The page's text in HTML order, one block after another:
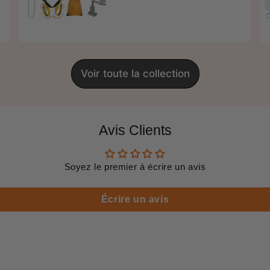
Voir toute la collection
Avis Clients
Soyez le premier à écrire un avis
Écrire un avis